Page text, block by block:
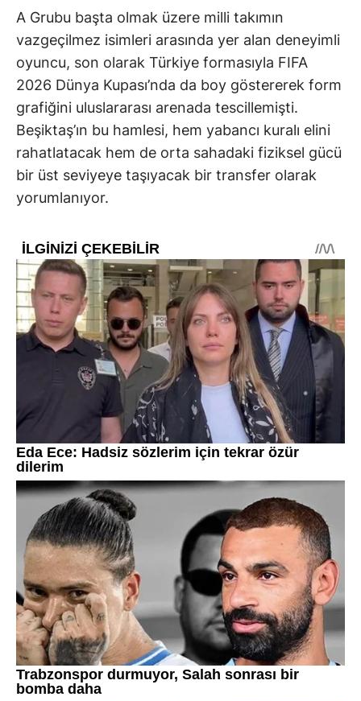
A Grubu başta olmak üzere milli takımın
vazgeçilmez isimleri arasında yer alan deneyimli
oyuncu, son olarak Türkiye formasıyla FIFA
2026 Dünya Kupası’nda da boy göstererek form
grafiğini uluslararası arenada tescillemişti.
Beşiktaş’ın bu hamlesi, hem yabancı kuralı elini
rahatlatacak hem de orta sahadaki fiziksel gücü
bir üst seviyeye taşıyacak bir transfer olarak
yorumlanıyor.